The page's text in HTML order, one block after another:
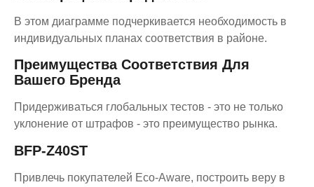
В этом диаграмме подчеркивается необходимость в
индивидуальных планах соответствия в районе.
Преимущества Соответствия Для
Вашего Бренда
Придерживаться глобальных тестов - это не только
уклонение от штрафов - это преимущество рынка.
BFP-Z40ST
Привлечь покупателей Eco-Aware, построить веру в